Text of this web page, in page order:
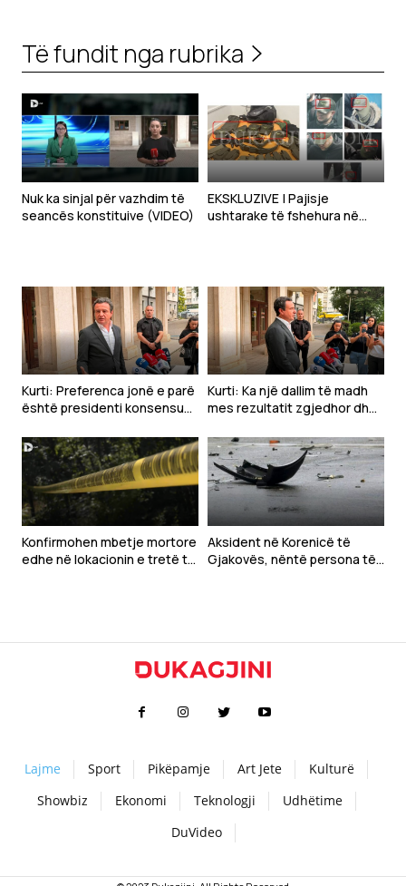
Të fundit nga rubrika
Nuk ka sinjal për vazhdim të
seancës konstituive (VIDEO)
EKSKLUZIVE | Pajisje
ushtarake të fshehura në
përdorura nga pjesëtarët e
Kurti: Preferenca jonë e parë
është presidenti konsensual,
Kurti: Ka një dallim të madh
mes rezultatit zgjedhor dhe
Konfirmohen mbetje mortore
edhe në lokacionin e tretë të
Aksident në Korenicë të
Gjakovës, nëntë persona të
Lajme Sport Pikëpamje Art Jete
Kulturë
Showbiz
Ekonomi Teknologji
Udhëtime
DuVideo